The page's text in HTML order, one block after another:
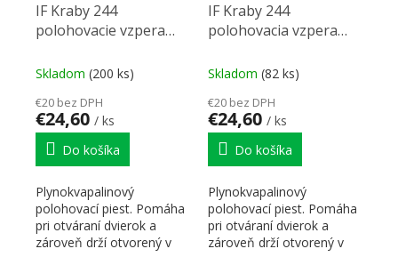
IF Kraby 244
polohovacie vzpera
Skladom (200 ks)
€20 bez DPH
€24,60 / ks
Do košíka
Plynokvapalinový
polohovací piest. Pomáha
pri otváraní dvierok a
zároveň drží otvorený v
IF Kraby 244
polohovacia vzpera
Skladom (82 ks)
€20 bez DPH
€24,60 / ks
Do košíka
Plynokvapalinový
polohovací piest. Pomáha
pri otváraní dvierok a
zároveň drží otvorený v